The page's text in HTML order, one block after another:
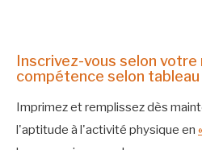
Inscrivez-vous selon votre
compétence selon tableau
Imprimez et remplissez dès
l'aptitude à l'activité physique en